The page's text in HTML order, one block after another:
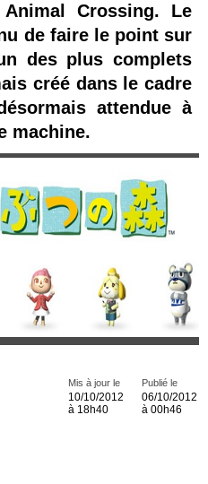
Crossing. Le
de faire le point sur
des plus complets
créé dans le cadre
attendue à
machine.
Publié le
06/10/2012
à 00h46
Mis à jour le
10/10/2012
à 18h40